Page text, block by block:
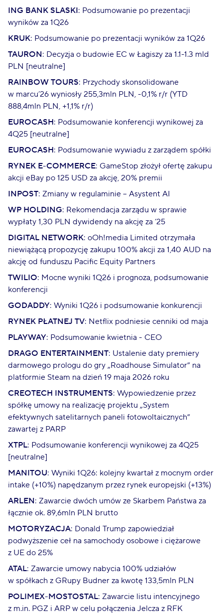
ING BANK SLASKI: Podsumowanie po prezentacji
wyników za 1Q26
KRUK: Podsumowanie po prezentacji wyników za 1Q26
TAURON: Decyzja o budowie EC w Łagiszy za 1.1-1.3 mld
PLN [neutralne]
RAINBOW TOURS: Przychody skonsolidowane
w marcu’26 wyniosły 255,3mln PLN, -0,1% r/r (YTD
888,4mln PLN, +1,1% r/r)
EUROCASH: Podsumowanie konferencji wynikowej za
4Q25 [neutralne]
EUROCASH: Podsumowanie wywiadu z zarządem spółki
RYNEK E-COMMERCE: GameStop złożył ofertę zakupu
akcji eBay po 125 USD za akcję, 20% premii
INPOST: Zmiany w regulaminie – Asystent AI
WP HOLDING: Rekomendacja zarządu w sprawie
wypłaty 1,30 PLN dywidendy na akcję za ‘25
DIGITAL NETWORK: oOh!media Limited otrzymała
niewiążącą propozycję zakupu 100% akcji za 1,40 AUD na
akcję od funduszu Pacific Equity Partners
TWILIO: Mocne wyniki 1Q26 i prognoza, podsumowanie
konferencji
GODADDY: Wyniki 1Q26 i podsumowanie konkurencji
RYNEK PŁATNEJ TV: Netflix podniesie cenniki od maja
PLAYWAY: Podsumowanie kwietnia - CEO
DRAGO ENTERTAINMENT: Ustalenie daty premiery
darmowego prologu do gry „Roadhouse Simulator” na
platformie Steam na dzień 19 maja 2026 roku
CREOTECH INSTRUMENTS: Wypowiedzenie przez
spółkę umowy na realizację projektu „System
efektywnych satelitarnych paneli fotowoltaicznych”
zawartej z PARP
XTPL: Podsumowanie konferencji wynikowej za 4Q25
[neutralne]
MANITOU: Wyniki 1Q26: kolejny kwartał z mocnym order
intake (+10%) napędzanym przez rynek europejski (+13%)
ARLEN: Zawarcie dwóch umów ze Skarbem Państwa za
łącznie ok. 89,6mln PLN brutto
MOTORYZACJA: Donald Trump zapowiedział
podwyższenie ceł na samochody osobowe i ciężarowe
z UE do 25%
ATAL: Zawarcie umowy nabycia 100% udziałów
w spółkach z GRupy Budner za kwotę 133,5mln PLN
POLIMEX-MOSTOSTAL: Zawarcie listu intencyjnego
z m.in. PGZ i ARP w celu połączenia Jelcza z RFK